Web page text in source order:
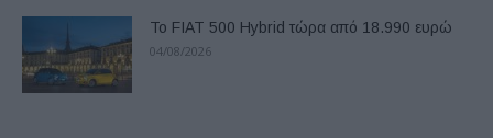
Το FIAT 500 Hybrid τώρα από 18.990 ευρώ
04/08/2026